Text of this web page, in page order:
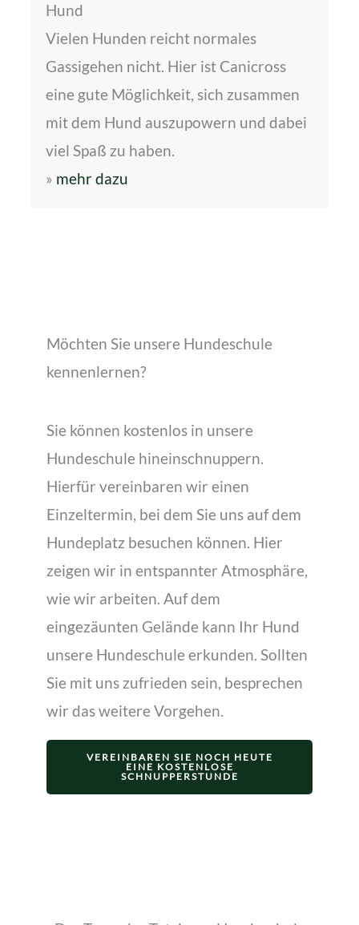
Hund
Vielen Hunden reicht normales
Gassigehen nicht. Hier ist Canicross
eine gute Möglichkeit, sich zusammen
mit dem Hund auszupowern und dabei
viel Spaß zu haben.
» mehr dazu
Möchten Sie unsere Hundeschule
kennenlernen?
Sie können kostenlos in unsere
Hundeschule hineinschnuppern.
Hierfür vereinbaren wir einen
Einzeltermin, bei dem Sie uns auf dem
Hundeplatz besuchen können. Hier
zeigen wir in entspannter Atmosphäre,
wie wir arbeiten. Auf dem
eingezäunten Gelände kann Ihr Hund
unsere Hundeschule erkunden. Sollten
Sie mit uns zufrieden sein, besprechen
wir das weitere Vorgehen.
VEREINBAREN SIE NOCH HEUTE
EINE KOSTENLOSE
SCHNUPPERSTUNDE